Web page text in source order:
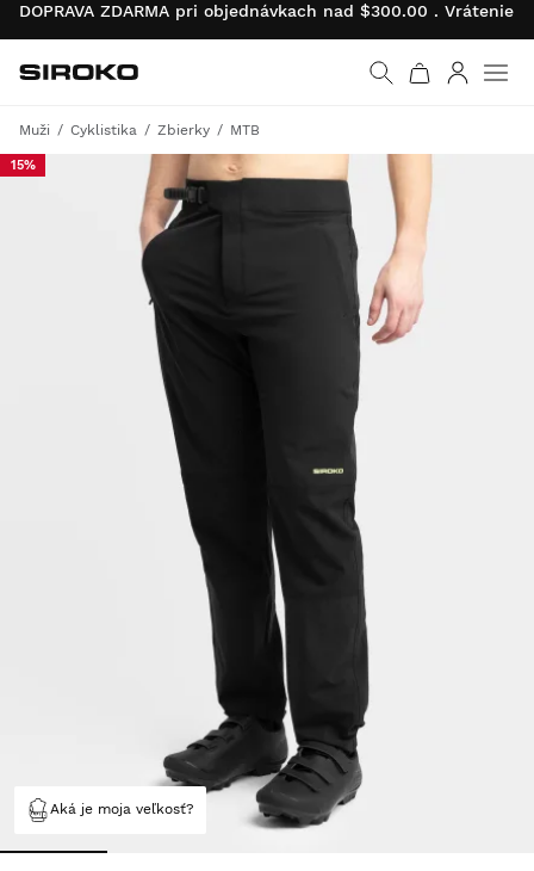
DOPRAVA ZDARMA pri objednávkach nad $300.00 .
Prejsť na domovskú
Siroko.com
Muži Cyklistika Zbierky MTB
15%
Aká je moja veľkosť?